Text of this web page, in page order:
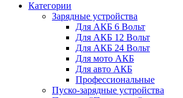
Категории
Зарядные устройства
Для АКБ 6 Вольт
Для АКБ 12 Вольт
Для АКБ 24 Вольт
Для мото АКБ
Для авто АКБ
Профессиональные
Пуско-зарядные устройства